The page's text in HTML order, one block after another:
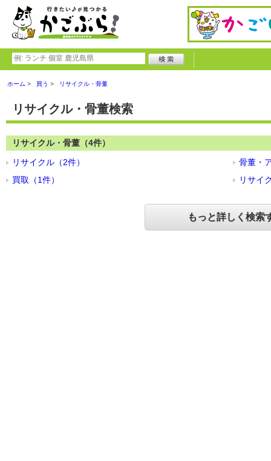
ホーム 買う リサイクル・骨董
リサイクル・骨董検索
リサイクル・骨董（4件）
リサイクル（2件）
骨董・
買取（1件）
リサイ
もっと詳しく検索